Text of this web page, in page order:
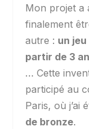
Mon projet a
finalement
autre : un
partir de 3
… Cette
participé au
Paris, où j’ai
de bronze.